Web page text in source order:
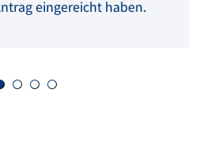
eingereicht haben.